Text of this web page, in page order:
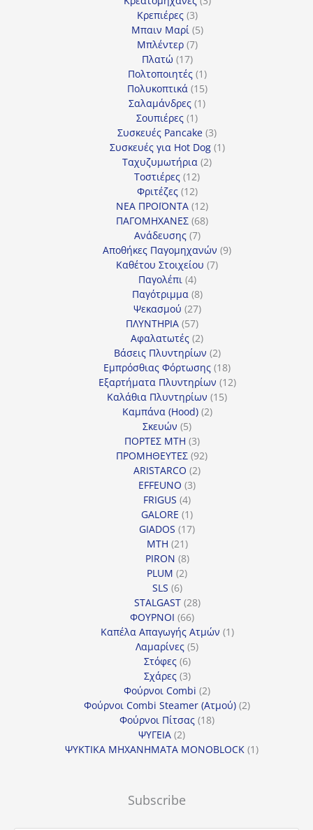
Κρεπιέρες 33
προϊόντα
Μπαιν Μαρί 55
Μπλέντερ 77
Πλατώ 1717
προϊόντα
Πολτοποιητές 11
προϊόν
Πολυκοπτικά 1515
προϊόντα
Σαλαμάνδρες 11
Σουπιέρες 11
προϊόν
Συσκευές Pancake 33
προϊόντα
Συσκευές για Hot Dog 11
Ταχυζυμωτήρια 22
Τοστιέρες 1212
προϊόντα
Φριτέζες 1212
προϊόντα
ΝΕΑ ΠΡΟΪΟΝΤΑ 1212
προϊόντα
ΠΑΓΟΜΗΧΑΝΕΣ 6868
Ανάδευσης 77
προϊόντα
Αποθήκες Παγομηχανών 99
Καθέτου Στοιχείου 77
Παγολέπι 44
προϊόντα
Παγότριμμα 88
προϊόντα
Ψεκασμού 2727
προϊόντα
ΠΛΥΝΤΗΡΙΑ 5757
προϊόντα
Αφαλατωτές 22
προϊόντα
Βάσεις Πλυντηρίων 22
προϊόντα
Εμπρόσθιας Φόρτωσης 1818
προϊόντα
Εξαρτήματα Πλυντηρίων 1212
Καλάθια Πλυντηρίων 1515
Καμπάνα (Hood) 22
Σκευών 55
προϊόντα
ΠΟΡΤΕΣ MTH 33
προϊόντα
ΠΡΟΜΗΘΕΥΤΕΣ 9292
ARISTARCO 22
EFFEUNO 33
FRIGUS 44
προϊόντα
GALORE 11
προϊόν
GIADOS 1717
MTH 2121
προϊόντα
PIRON 88
προϊόντα
PLUM 22
SLS 66
προϊόντα
STALGAST 2828
ΦΟΥΡΝΟΙ 6666
προϊόντα
Καπέλα Απαγωγής Ατμών 11
Λαμαρίνες 55
Στόφες 66
προϊόντα
Σχάρες 33
προϊόντα
Φούρνοι Combi 22
προϊόντα
Φούρνοι Combi Steamer (Ατμού) 22
Φούρνοι Πίτσας 1818
ΨΥΓΕΙΑ 22
προϊόντα
ΨΥΚΤΙΚΑ ΜΗΧΑΝΗΜΑΤΑ MONOBLOCK 11
Subscribe